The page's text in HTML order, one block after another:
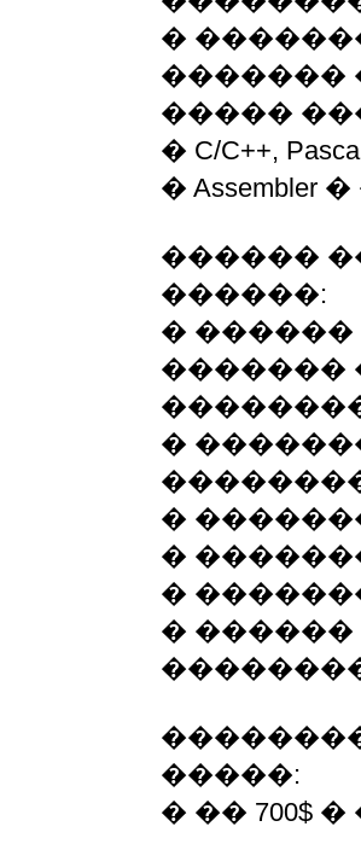
�
�������
�����
� C/C++,
�
������
������:
�
�������
�
�
�
�
�
�����:
� �� 700$